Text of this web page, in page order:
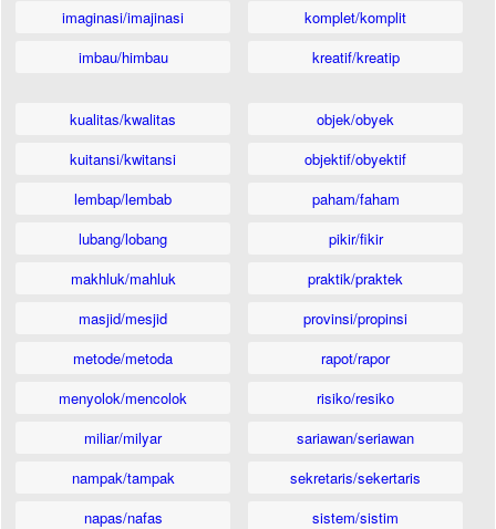
imaginasi/imajinasi
imbau/himbau
komplet/komplit
kreatif/kreatip
kualitas/kwalitas
kuitansi/kwitansi
lembap/lembab
lubang/lobang
makhluk/mahluk
masjid/mesjid
metode/metoda
menyolok/mencolok
miliar/milyar
nampak/tampak
napas/nafas
objek/obyek
objektif/obyektif
paham/faham
pikir/fikir
praktik/praktek
provinsi/propinsi
rapot/rapor
risiko/resiko
sariawan/seriawan
sekretaris/sekertaris
sistem/sistim